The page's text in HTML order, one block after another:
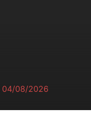
04/08/2026